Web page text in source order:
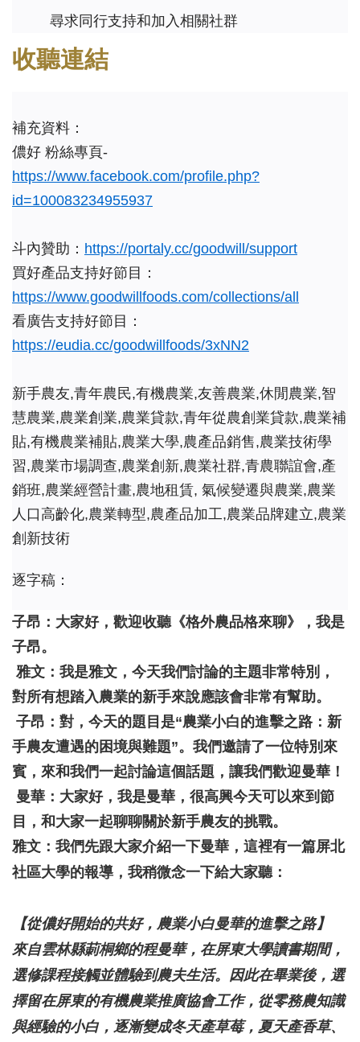
尋求同行支持和加入相關社群
收聽連結
補充資料：
儂好 粉絲專頁-
https://www.facebook.com/profile.php?
id=100083234955937
斗內贊助： https://portaly.cc/goodwill/support
買好產品支持好節目：
https://www.goodwillfoods.com/collections/all
看廣告支持好節目：
https://eudia.cc/goodwillfoods/3xNN2
新手農友,青年農民,有機農業,友善農業,休閒農業,智
慧農業,農業創業,農業貸款,青年從農創業貸款,農業補
貼,有機農業補貼,農業大學,農產品銷售,農業技術學
習,農業市場調查,農業創新,農業社群,青農聯誼會,產
銷班,農業經營計畫,農地租賃, 氣候變遷與農業,農業
人口高齡化,農業轉型,農產品加工,農業品牌建立,農業
創新技術
逐字稿：
子昂：大家好，歡迎收聽《格外農品格來聊》，我是
子昂。
雅文：我是雅文，今天我們討論的主題非常特別，
對所有想踏入農業的新手來說應該會非常有幫助。
子昂：對，今天的題目是“農業小白的進擊之路：新
手農友遭遇的困境與難題”。我們邀請了一位特別來
賓，來和我們一起討論這個話題，讓我們歡迎曼華！
曼華：大家好，我是曼華，很高興今天可以來到節
目，和大家一起聊聊關於新手農友的挑戰。
雅文：我們先跟大家介紹一下曼華，這裡有一篇屏北
社區大學的報導，我稍微念一下給大家聽：
【從儂好開始的共好，農業小白曼華的進擊之路】
來自雲林縣莿桐鄉的程曼華，在屏東大學讀書期間，
選修課程接觸並體驗到農夫生活。因此在畢業後，選
擇留在屏東的有機農業推廣協會工作，從零務農知識
與經驗的小白，逐漸變成冬天產草莓，夏天產香草、